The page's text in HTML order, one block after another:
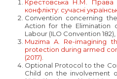
Крестовська Н.М. Права
конфлікту: сучасні
Convention concerning
Action for the Elimination
Labour (ILO Convention
Muzima A. Re-imagining
protection during armed
(2017)
Optional Protocol to the
Child on the involvement